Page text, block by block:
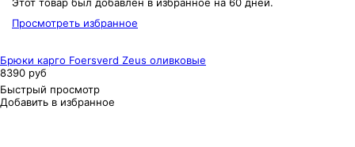
Просмотреть избранное
Брюки карго Foersverd Zeus оливковые
8390 руб
Быстрый просмотр
Добавить в избранное